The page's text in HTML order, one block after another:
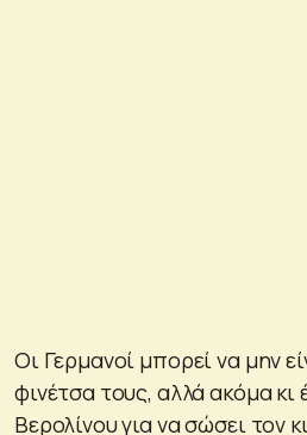
Οι Γερμανοί μπορεί να μην
φινέτσα τους, αλλά ακόμα κι
Βερολίνου για να σώσει τον